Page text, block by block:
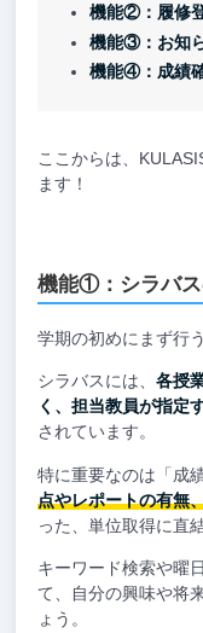
機能②：履修
機能③：お知
機能④：成績
ここからは、
ます！
機能①：シラバ
学期の初めにまず行
シラバスには、 各授
く、担当教員が指定
されています。
特に重要なのは「成
点やレポートの有無
った、単位取得に直
キーワード検索や曜
て、自分の興味や将
ょう。